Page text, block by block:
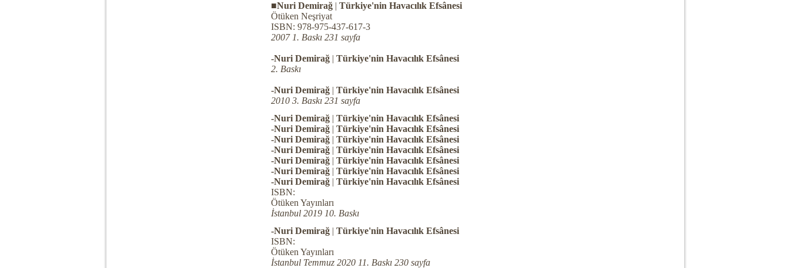
■Nuri Demirağ| Türkiye'nin Havacılık Efsânesi
Ötüken Neşriyat
ISBN: 978-975-437-617-3
2007 1. Baskı 231 sayfa
-Nuri Demirağ| Türkiye'nin Havacılık Efsânesi
2. Baskı
-Nuri Demirağ| Türkiye'nin Havacılık Efsânesi
2010 3. Baskı 231 sayfa
-Nuri Demirağ| Türkiye'nin Havacılık Efsânesi
-Nuri Demirağ| Türkiye'nin Havacılık Efsânesi
-Nuri Demirağ| Türkiye'nin Havacılık Efsânesi
-Nuri Demirağ| Türkiye'nin Havacılık Efsânesi
-Nuri Demirağ| Türkiye'nin Havacılık Efsânesi
-Nuri Demirağ| Türkiye'nin Havacılık Efsânesi
-Nuri Demirağ| Türkiye'nin Havacılık Efsânesi
ISBN:
Ötüken Yayınları
İstanbul 2019 10. Baskı
-Nuri Demirağ| Türkiye'nin Havacılık Efsânesi
ISBN:
Ötüken Yayınları
İstanbul Temmuz 2020 11. Baskı 230 sayfa